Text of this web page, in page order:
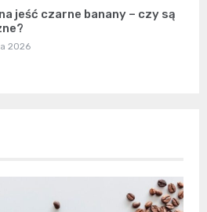
jeść czarne banany – czy są
2026